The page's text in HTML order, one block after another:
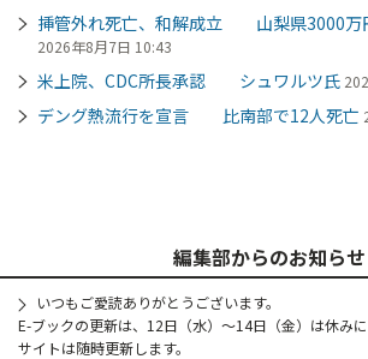
挿管外れ死亡、和解成立 山梨県3000万
2026年8月7日 10:43
米上院、CDC所長承認 シュワルツ氏
デング熱流行を宣言 比南部で12人死亡
編集部からのお知らせ
いつもご愛読ありがとうございます。
E-ブックの更新は、12日（水）～14日（金）は休み
サイトは随時更新します。